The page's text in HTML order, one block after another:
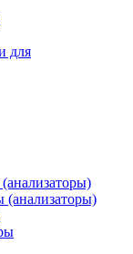
для
(анализаторы)